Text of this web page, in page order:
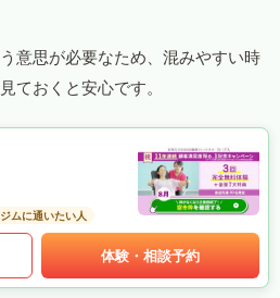
意思が必要なため、混みやすい時
ておくと安心です。
ムに通いたい人
体験・相談予約